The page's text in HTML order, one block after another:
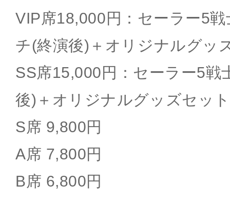
VIP席18,000円：セーラー5
チ(終演後)＋オリジナルグッ
SS席15,000円：セーラー5戦
後)＋オリジナルグッズセット
S席 9,800円
A席 7,800円
B席 6,800円